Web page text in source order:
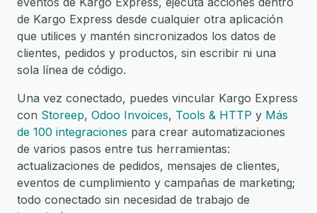
de Kargo Express desde cualquier otra aplicación
que utilices y mantén sincronizados los datos de
clientes, pedidos y productos, sin escribir ni una
sola línea de código.
Una vez conectado, puedes vincular Kargo Express
con Storeep, Odoo Invoices, Tools & HTTP y Más
de 100 integraciones para crear automatizaciones
de varios pasos entre tus herramientas:
actualizaciones de pedidos, mensajes de clientes,
eventos de cumplimiento y campañas de marketing;
todo conectado sin necesidad de trabajo de